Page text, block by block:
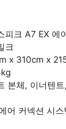
피크 A7 EX 에
크
x 310cm x
본체, 이너텐
어 커넥션 시